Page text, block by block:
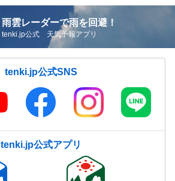
雨雲レーダーで雨を回避！
tenki.jp公式 天気予報アプリ
tenki.jp公式SNS
tenki.jp公式アプリ